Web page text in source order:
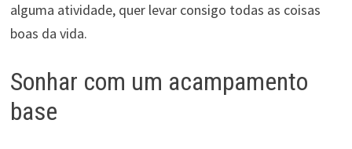
alguma atividade, quer levar consigo todas as coisas
boas da vida.
Sonhar com um acampamento
base